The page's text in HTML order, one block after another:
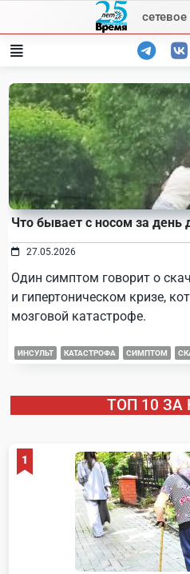
content
Что бывает с носом за день
27.05.2026
Один симптом говорит о
и гипертоническом кризе,
мозговой катастрофе.
ИНСУЛЬТ КАТАСТРОФА СИМПТОМ
ТОП 10